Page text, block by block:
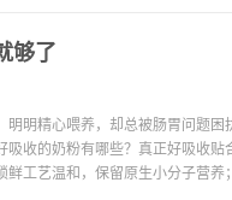
够了
明精心喂养，却总被肠胃问题
收的奶粉有哪些？真正好吸收
工艺温和，保留原生小分子营养